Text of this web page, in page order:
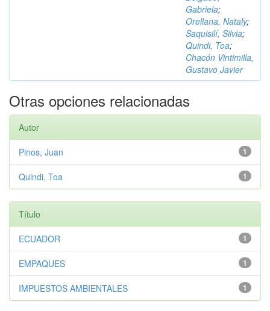
Gabriela;
Orellana, Nataly;
Saquisilí, Silvia;
Quindi, Toa;
Chacón Vintimilla,
Gustavo Javier
Otras opciones relacionadas
Autor
1
Pinos, Juan
1
Quindi, Toa
Título
1
ECUADOR
1
EMPAQUES
1
IMPUESTOS AMBIENTALES